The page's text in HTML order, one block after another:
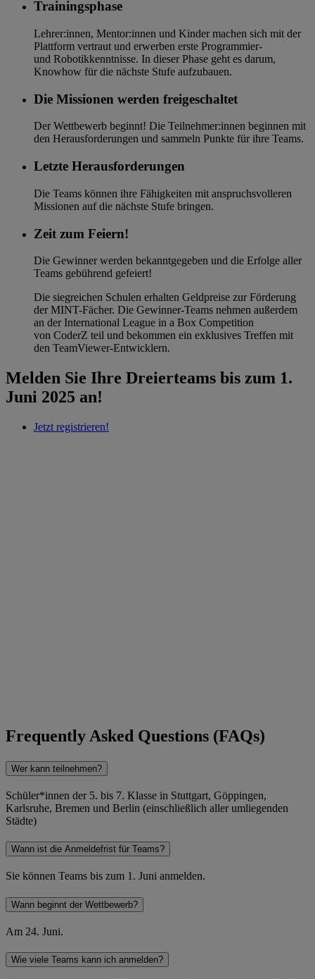
Trainingsphase
Lehrer:innen, Mentor:innen und Kinder machen sich mit der
Plattform vertraut und erwerben erste Programmier-
und Robotikkenntnisse. In dieser Phase geht es darum,
Knowhow für die nächste Stufe aufzubauen.
Die Missionen werden freigeschaltet
Der Wettbewerb beginnt! Die Teilnehmer:innen beginnen mit
den Herausforderungen und sammeln Punkte für ihre Teams.
Letzte Herausforderungen
Die Teams können ihre Fähigkeiten mit anspruchsvolleren
Missionen auf die nächste Stufe bringen.
Zeit zum Feiern!
Die Gewinner werden bekanntgegeben und die Erfolge aller
Teams gebührend gefeiert!
Die siegreichen Schulen erhalten Geldpreise zur Förderung
der MINT-Fächer. Die Gewinner-Teams nehmen außerdem
an der International League in a Box Competition
von CoderZ teil und bekommen ein exklusives Treffen mit
den TeamViewer-Entwicklern. ​
Melden Sie Ihre Dreierteams bis zum 1.
Juni 2025 an!​
Jetzt registrieren!
Frequently Asked Questions (FAQs)
Wer kann teilnehmen?
Schüler*innen der 5. bis 7. Klasse in Stuttgart, Göppingen,
Karlsruhe, Bremen und Berlin (einschließlich aller umliegenden
Städte)​
Wann ist die Anmeldefrist für Teams?
Sie können Teams bis zum 1. Juni anmelden.​
Wann beginnt der Wettbewerb?
Am 24. Juni.
Wie viele Teams kann ich anmelden?​